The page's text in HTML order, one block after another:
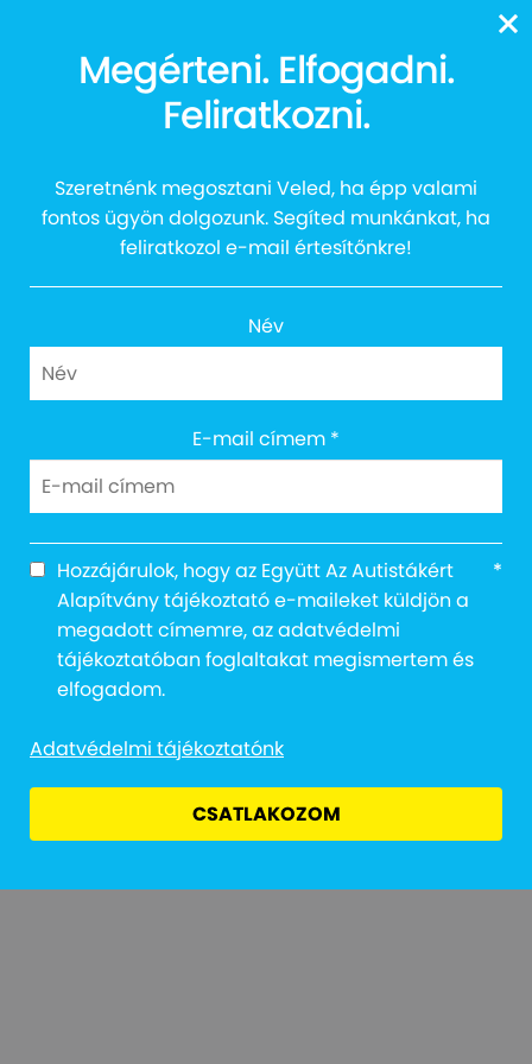
Mosolykoncert promó
videók
Cím: 1027 Budapest, Margit körút 12.
Email: info@egyuttazautistakert.hu
Adományvonalunk: 13616
Bankszámlaszám: 10300002-13790364-00034905
Adatvédelmi Tájékoztató Jogi Nyilatkozat
Megérteni. Elfogadni.
Feliratkozni.
Szeretnénk megosztani Veled, ha épp valami
fontos ügyön dolgozunk. Segíted munkánkat, ha
feliratkozol e-mail értesítőnkre!
Név
E-mail címem *
Hozzájárulok, hogy az Együtt Az Autistákért
Alapítvány tájékoztató e-maileket küldjön a
megadott címemre, az adatvédelmi
tájékoztatóban foglaltakat megismertem és
elfogadom.
*
Adatvédelmi tájékoztatónk
CSATLAKOZOM